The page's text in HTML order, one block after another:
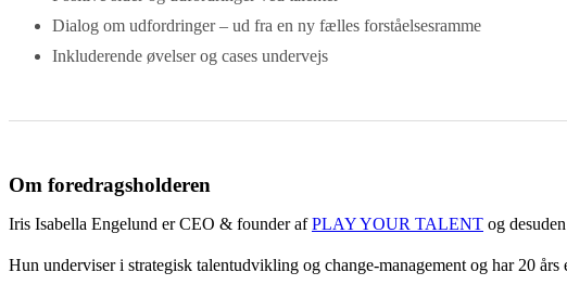
Dialog om udfordringer – ud fra en ny fælles forståelsesramme
Inkluderende øvelser og cases undervejs
Om foredragsholderen
Iris Isabella Engelund er CEO & founder afPLAY YOUR TALENT og
Hun underviser i strategisk talentudvikling og change-management og har 20